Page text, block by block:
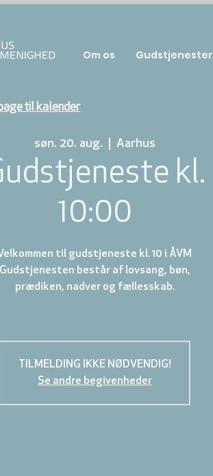
søn. 20. aug. Aarhus
kl.
10:00
til gudstjeneste kl. 10 i ÅVM
Gudstjenesten består af lovsang, bøn,
prædiken, nadver og fællesskab.
TILMELDING IKKE NØDVENDIG!
Se andre begivenheder
til kalender
Om os Gudstjenester